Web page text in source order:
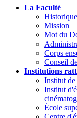
La Faculté
Historique
Mission
Mot du
Corps
Conseil
Institutions
Institut de
Institut
École